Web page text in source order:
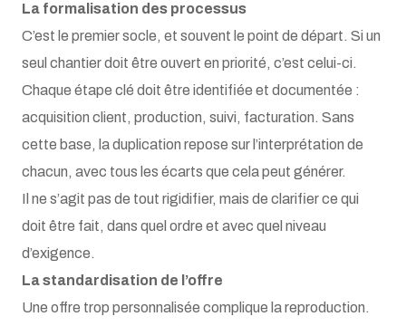
La formalisation des processus
C’est le premier socle, et souvent le point de départ. Si un
seul chantier doit être ouvert en priorité, c’est celui-ci.
Chaque étape clé doit être identifiée et documentée :
acquisition client, production, suivi, facturation. Sans
cette base, la duplication repose sur l’interprétation de
chacun, avec tous les écarts que cela peut générer.
Il ne s’agit pas de tout rigidifier, mais de clarifier ce qui
doit être fait, dans quel ordre et avec quel niveau
d’exigence.
La standardisation de l’offre
Une offre trop personnalisée complique la reproduction.